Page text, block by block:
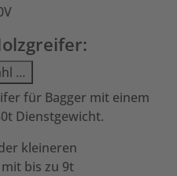
…
für Bagger mit einem
Dienstgewicht.
kleineren
bis zu 9t